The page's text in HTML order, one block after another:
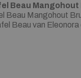
Beau Mangohout
Beau Mangohout
Beau van Eleonora